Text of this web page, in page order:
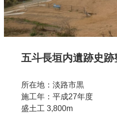
五斗長垣内遺跡史跡
所在地：淡路市黒
施工年：平成27年度
盛土工 3,800m